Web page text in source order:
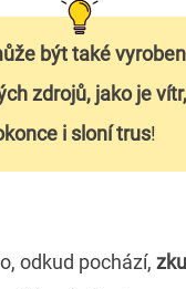
být také
zdrojů, jako je
i sloní trus!
odkud pochází,